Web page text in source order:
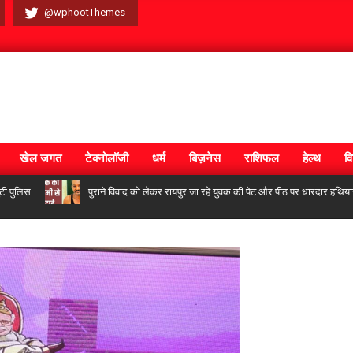
@wphootThemes
खेल जगत टेक्नोलॉजी धर्म बिज़नेस राशिफल हेल्थ
पुराने विवाद को लेकर रायपुर जा रहे युवक की पेट और पीठ पर धारदार हथियार से